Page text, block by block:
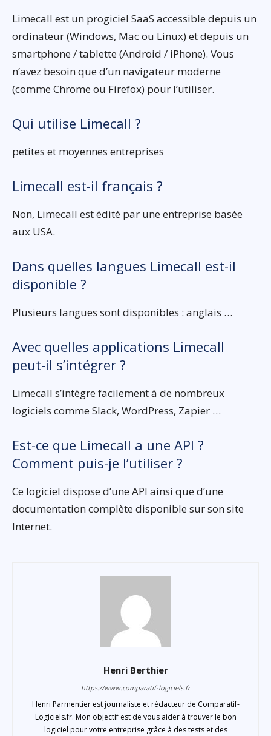
Limecall est un progiciel SaaS accessible depuis un
ordinateur (Windows, Mac ou Linux) et depuis un
smartphone / tablette (Android / iPhone). Vous
n’avez besoin que d’un navigateur moderne
(comme Chrome ou Firefox) pour l’utiliser.
Qui utilise Limecall ?
petites et moyennes entreprises
Limecall est-il français ?
Non, Limecall est édité par une entreprise basée
aux USA.
Dans quelles langues Limecall est-il
disponible ?
Plusieurs langues sont disponibles : anglais …
Avec quelles applications Limecall
peut-il s’intégrer ?
Limecall s’intègre facilement à de nombreux
logiciels comme Slack, WordPress, Zapier …
Est-ce que Limecall a une API ?
Comment puis-je l’utiliser ?
Ce logiciel dispose d’une API ainsi que d’une
documentation complète disponible sur son site
Internet.
Henri Berthier
https://www.comparatif-logiciels.fr
Henri Parmentier est journaliste et rédacteur de Comparatif-
Logiciels.fr. Mon objectif est de vous aider à trouver le bon
logiciel pour votre entreprise grâce à des tests et des